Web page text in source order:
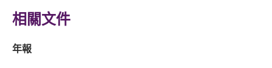
相關文件
年報